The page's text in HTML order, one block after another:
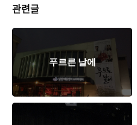
관련글
푸르른 날에